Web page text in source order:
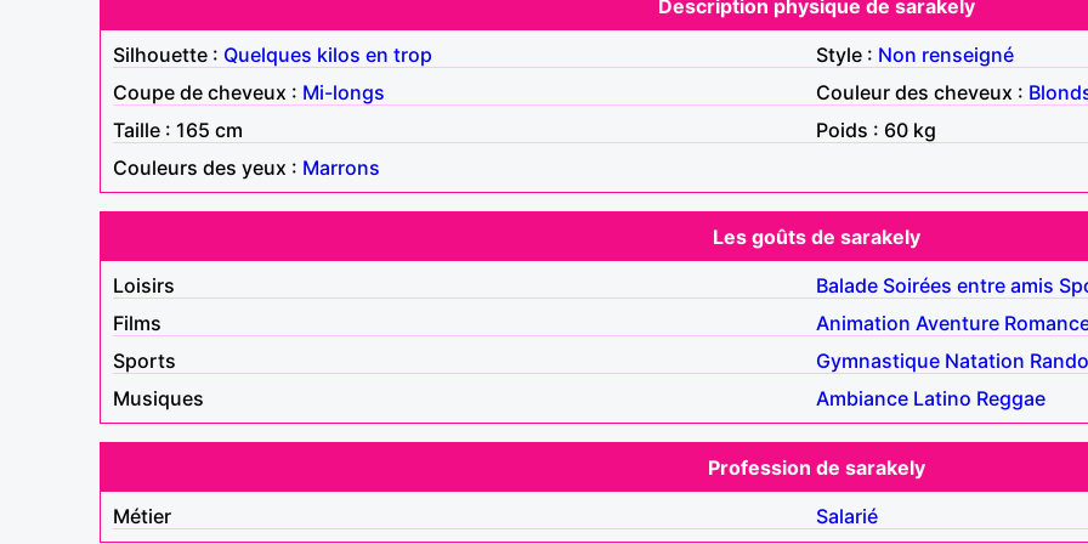
Description physique de sarakely
Silhouette : Quelques kilos en trop Style : Non renseigné
Coupe de cheveux : Mi-longs Couleur des cheveux :
Taille : 165 cm
Poids : 60 kg
Couleurs des yeux : Marrons
Les goûts de sarakely
Loisirs
Balade Soirées entre amis
Films
Animation Aventure
Sports
Gymnastique Natation
Musiques
Ambiance Latino Reggae
Profession de sarakely
Métier
Salarié